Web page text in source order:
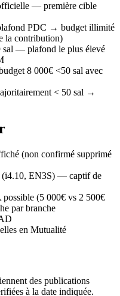
— première cible
PDC → budget illimité
la contribution)
sal — plafond le plus élevé
8 000€ <50 sal avec
< 50 sal →
(non confirmé supprimé
(i4.10, EN3S) — captif de
(5 000€ vs 2 500€
par branche
en Mutualité
des publications
à la date indiquée.